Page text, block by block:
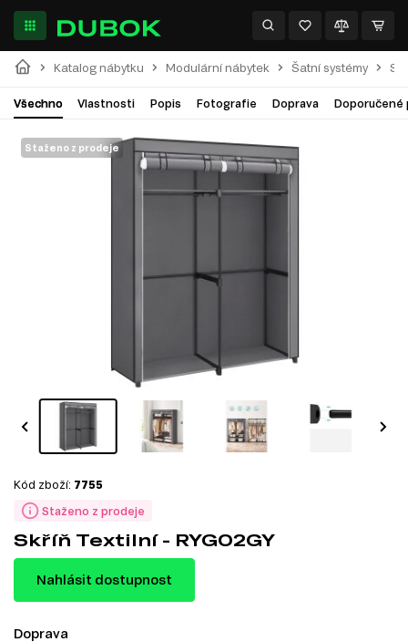
Katalog nábytku Modulární nábytek Šatní systémy
Všechno Vlastnosti Popis Fotografie Doprava Doporučené
Staženo z prodeje
Staženo z prodeje
Kód zboží: 7755
Skříň Textilní - RYG02GY
Nahlásit dostupnost
Doprava